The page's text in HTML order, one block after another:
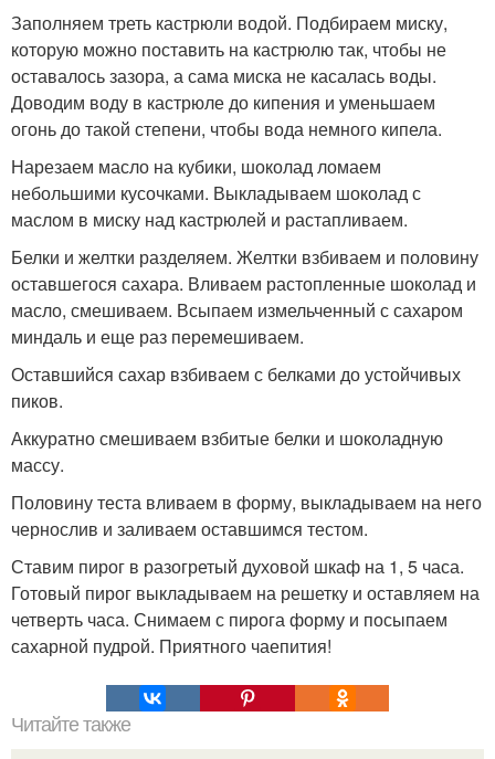
Заполняем треть кастрюли водой. Подбираем миску,
которую можно поставить на кастрюлю так, чтобы не
оставалось зазора, а сама миска не касалась воды.
Доводим воду в кастрюле до кипения и уменьшаем
огонь до такой степени, чтобы вода немного кипела.
Нарезаем масло на кубики, шоколад ломаем
небольшими кусочками. Выкладываем шоколад с
маслом в миску над кастрюлей и растапливаем.
Белки и желтки разделяем. Желтки взбиваем и половину
оставшегося сахара. Вливаем растопленные шоколад и
масло, смешиваем. Всыпаем измельченный с сахаром
миндаль и еще раз перемешиваем.
Оставшийся сахар взбиваем с белками до устойчивых
пиков.
Аккуратно смешиваем взбитые белки и шоколадную
массу.
Половину теста вливаем в форму, выкладываем на него
чернослив и заливаем оставшимся тестом.
Ставим пирог в разогретый духовой шкаф на 1, 5 часа.
Готовый пирог выкладываем на решетку и оставляем на
четверть часа. Снимаем с пирога форму и посыпаем
сахарной пудрой. Приятного чаепития!
Читайте также